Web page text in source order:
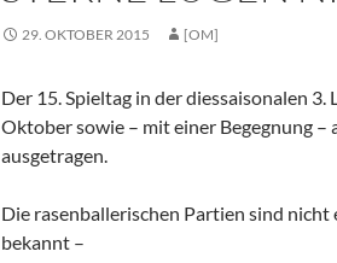
29. OKTOBER 2015 [OM]
Der 15. Spieltag in der diessaisonalen 3.
Oktober sowie – mit einer Begegnung –
ausgetragen.
Die rasenballerischen Partien sind nicht
bekannt –